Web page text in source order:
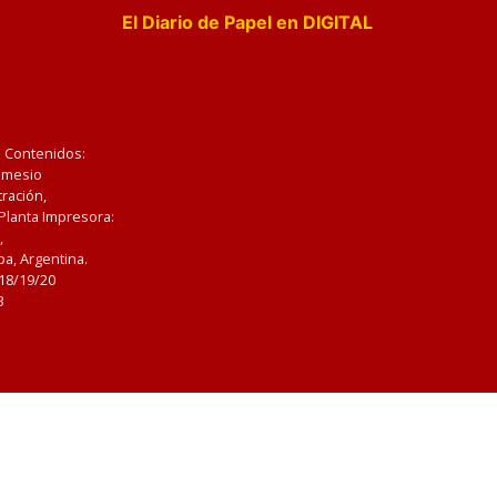
El Diario de Papel en DIGITAL
Impresora:
Argentina.
19/20